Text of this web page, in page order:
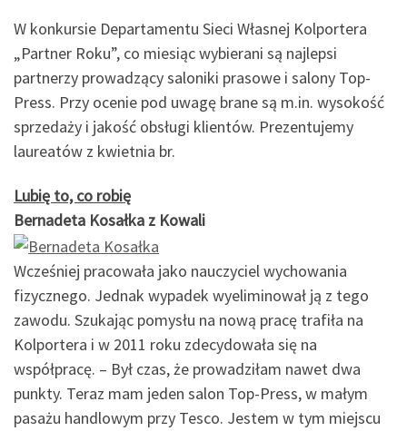
W konkursie Departamentu Sieci Własnej Kolportera
„Partner Roku”, co miesiąc wybierani są najlepsi
partnerzy prowadzący saloniki prasowe i salony Top-
Press. Przy ocenie pod uwagę brane są m.in. wysokość
sprzedaży i jakość obsługi klientów. Prezentujemy
laureatów z kwietnia br.
Lubię to, co robię
Bernadeta Kosałka z Kowali
Wcześniej pracowała jako nauczyciel wychowania
fizycznego. Jednak wypadek wyeliminował ją z tego
zawodu. Szukając pomysłu na nową pracę trafiła na
Kolportera i w 2011 roku zdecydowała się na
współpracę. – Był czas, że prowadziłam nawet dwa
punkty. Teraz mam jeden salon Top-Press, w małym
pasażu handlowym przy Tesco. Jestem w tym miejscu